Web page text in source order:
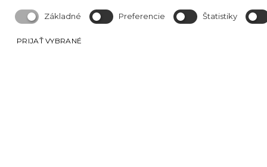
Základné Preferencie Štatistiky
PRIJAŤ VYBRANÉ